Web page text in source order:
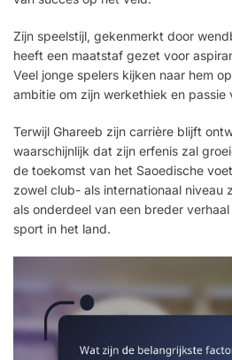
Zijn speelstijl, gekenmerkt door
heeft een maatstaf gezet voor
Veel jonge spelers kijken naar hem
ambitie om zijn werkethiek en passie
Terwijl Ghareeb zijn carrière blijft
waarschijnlijk dat zijn erfenis zal
de toekomst van het Saoedische
zowel club- als internationaal niveau
als onderdeel van een breder
sport in het land.